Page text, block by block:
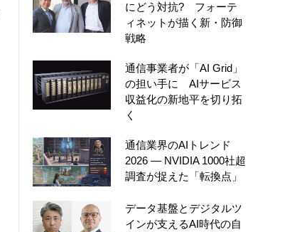
にどう対抗? フォーテ
ィネットが描く新・防御
戦略
通信事業者が「AI Grid」
の担い手に AIサービス
収益化の新地平を切り拓
く
通信業界のAIトレンド
2026 ― NVIDIA 1000社超
調査が捉えた「転換点」
データ基盤とデジタルツ
インが支えるAI時代の自